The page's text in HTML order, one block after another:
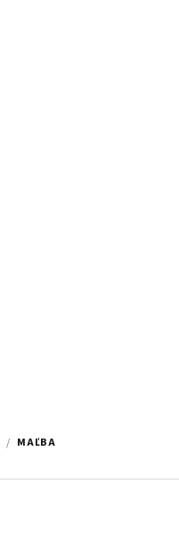
/ MAĽBA